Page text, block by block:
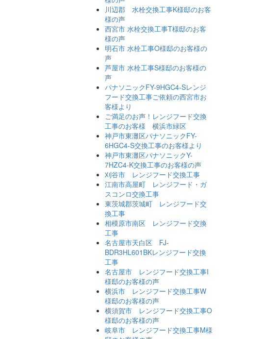
川辺郡 水栓交換工事K様邸のお客
様の声
西宮市 水栓交換工事T様邸のお客
様の声
明石市 水栓工事O様邸のお客様の
声
芦屋市 水栓工事S様邸のお客様の
声
パナソニックFY-9HGC4-Sレンジ
フード交換工事ご依頼の西宮市お
客様より
ご満足のお声！レンジフード交換
工事のお客様 横浜市緑区
神戸市東灘区パナソニックFY-
6HGC4-S交換工事のお客様より
神戸市東灘区パナソニックY-
7HZC4-K交換工事のお客様の声
刈谷市 レンジフード交換工事
江南市高屋町 レンジフード・ガ
スコンロ交換工事
東茨城郡茨城町 レンジフード交
換工事
相模原市南区 レンジフード交換
工事
名古屋市天白区 FJ-
BDR3HL601BKレンジフード交換
工事
名古屋市 レンジフード交換工事I
様邸のお客様の声
横浜市 レンジフード交換工事W
様邸のお客様の声
横須賀市 レンジフード交換工事O
様邸のお客様の声
岐阜市 レンジフード交換工事M様